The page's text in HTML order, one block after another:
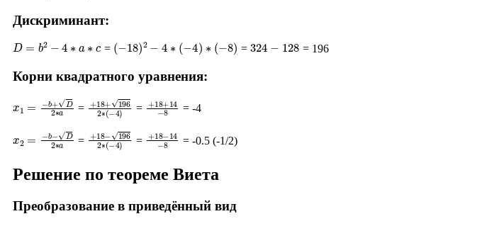
Дискриминант:
D= 2− a = (− 18)2 ∗ −4 ∗ 8 = 324 128 = 196
Корни квадратного уравнения:
+ D2∗ = + 18 +196 ( −4 )
= + 18 +14 = -4
b−D2∗ = +18−196 ∗(−4)
= +18−14 8
= -0.5 (-1/2)
Решение по теореме Виета
Преобразование в приведённый вид